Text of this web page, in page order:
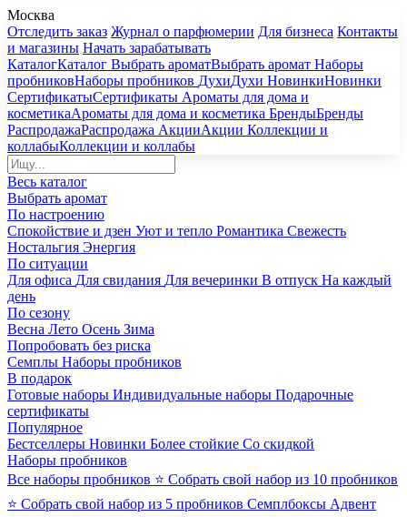
Москва
Отследить заказ Журнал о парфюмерии Для бизнеса Контакты
и магазины Начать зарабатывать
КаталогКаталог Выбрать ароматВыбрать аромат Наборы
пробниковНаборы пробников ДухиДухи НовинкиНовинки
СертификатыСертификаты Ароматы для дома и
косметикаАроматы для дома и косметика БрендыБренды
РаспродажаРаспродажа АкцииАкции Коллекции и
коллабыКоллекции и коллабы
Весь каталог
Выбрать аромат
По настроению
Спокойствие и дзен Уют и тепло Романтика Свежесть
Ностальгия Энергия
По ситуации
Для офиса Для свидания Для вечеринки В отпуск На каждый
день
По сезону
Весна Лето Осень Зима
Попробовать без риска
Семплы Наборы пробников
В подарок
Готовые наборы Индивидуальные наборы Подарочные
сертификаты
Популярное
Бестселлеры Новинки Более стойкие Со скидкой
Наборы пробников
Все наборы пробников ⭐ Собрать свой набор из 10 пробников
⭐ Собрать свой набор из 5 пробников Семплбоксы Адвент